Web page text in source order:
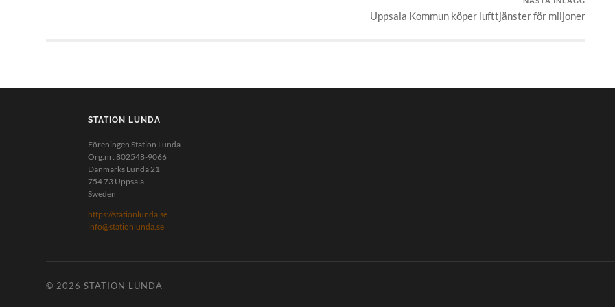
Uppsala Kommun köper lufttjänster för miljoner
STATION LUNDA
Föreningen Station Lunda
Org.nr: 802548-9066
Danmarks Lunda 21
754 73 Uppsala
Sweden
https://stationlunda.se
info@stationlunda.se
© 2026STATION LUNDA